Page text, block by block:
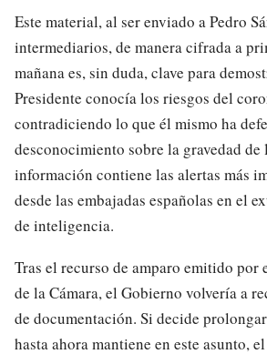
Este material, al ser enviado a Pedro
intermediarios, de manera cifrada a
mañana es, sin duda, clave para
Presidente conocía los riesgos del
contradiciendo lo que él mismo ha
desconocimiento sobre la gravedad de
información contiene las alertas más
desde las embajadas españolas en el
de inteligencia.
Tras el recurso de amparo emitido por
de la Cámara, el Gobierno volvería a
de documentación. Si decide
hasta ahora mantiene en este asunto,